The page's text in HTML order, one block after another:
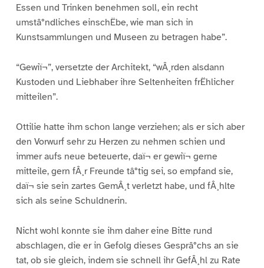
Essen und Trinken benehmen soll, ein recht
umstâ°ndliches einschËbe, wie man sich in
Kunstsammlungen und Museen zu betragen habe”.
“Gewiï¬”, versetzte der Architekt, “wÂ¸rden alsdann
Kustoden und Liebhaber ihre Seltenheiten frËhlicher
mitteilen”.
Ottilie hatte ihm schon lange verziehen; als er sich aber
den Vorwurf sehr zu Herzen zu nehmen schien und
immer aufs neue beteuerte, daï¬ er gewiï¬ gerne
mitteile, gern fÂ¸r Freunde tâ°tig sei, so empfand sie,
daï¬ sie sein zartes GemÂ¸t verletzt habe, und fÂ¸hlte
sich als seine Schuldnerin.
Nicht wohl konnte sie ihm daher eine Bitte rund
abschlagen, die er in Gefolg dieses Gesprâ°chs an sie
tat, ob sie gleich, indem sie schnell ihr GefÂ¸hl zu Rate